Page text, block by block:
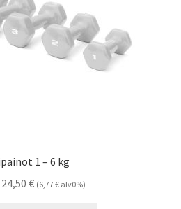
1 – 6 kg
24,50 €Hintaluokka:
(6,77€ alv0%)